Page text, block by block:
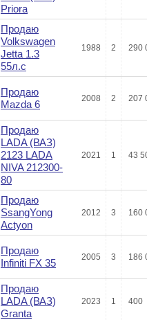
Priora
Продаю
Volkswagen
Jetta 1.3
55л.с
1988 2 290
Продаю
Mazda 6
2008 2 207
Продаю
LADA (ВАЗ)
2123 LADA
NIVA 212300-
80
2021 1 43
Продаю
SsangYong
Actyon
2012 3 160
Продаю
Infiniti FX 35
2005 3 186
Продаю
LADA (ВАЗ)
Granta
2023 1 400